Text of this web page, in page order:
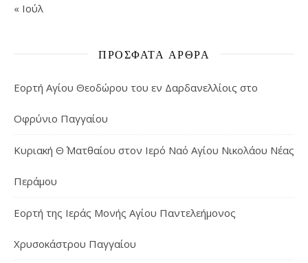
« Ιούλ
ΠΡΌΣΦΑΤΑ ΆΡΘΡΑ
Εορτή Αγίου Θεοδώρου του εν Δαρδανελλίοις στο
Οφρύνιο Παγγαίου
Κυριακή Θ΄ Ματθαίου στον Ιερό Ναό Αγίου Νικολάου Νέας
Περάμου
Εορτή της Ιεράς Μονής Αγίου Παντελεήμονος
Χρυσοκάστρου Παγγαίου